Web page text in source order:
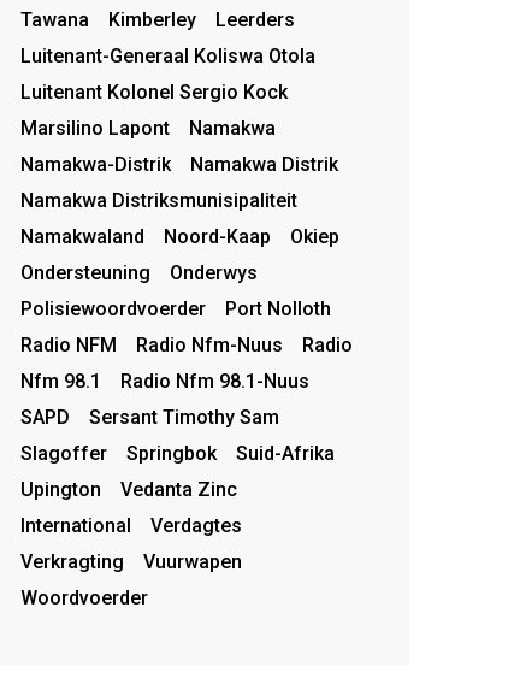
Tawana
Kimberley
Leerders
Luitenant-Generaal Koliswa Otola
Luitenant Kolonel Sergio Kock
Marsilino Lapont
Namakwa
Namakwa-Distrik
Namakwa Distrik
Namakwa Distriksmunisipaliteit
Namakwaland
Noord-Kaap
Okiep
Ondersteuning
Onderwys
Polisiewoordvoerder
Port Nolloth
Radio NFM
Radio Nfm-Nuus
Radio
Nfm 98.1
Radio Nfm 98.1-Nuus
SAPD
Sersant Timothy Sam
Slagoffer
Springbok
Suid-Afrika
Upington
Vedanta Zinc
International
Verdagtes
Verkragting
Vuurwapen
Woordvoerder